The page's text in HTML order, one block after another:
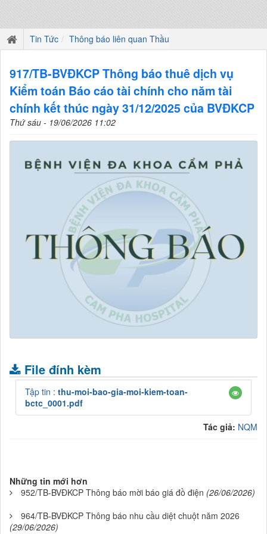
Tin Tức Thông báo liên quan Thầu
917/TB-BVĐKCP Thông báo thuê dịch vụ
Kiểm toán Báo cáo tài chính cho năm tài
chính kết thúc ngày 31/12/2025 của BVĐKCP
Thứ sáu - 19/06/2026 11:02
File đính kèm
Tập tin : thu-moi-bao-gia-moi-kiem-toan-
bctc_0001.pdf
Tác giả: NQM
Những tin mới hơn
952/TB-BVĐKCP Thông báo mời báo giá đồ điện (26/06/2026)
964/TB-BVĐKCP Thông báo nhu cầu diệt chuột năm 2026
(29/06/2026)